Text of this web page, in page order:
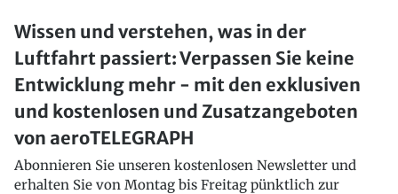
Wissen und verstehen, was in der
Luftfahrt passiert: Verpassen Sie keine
Entwicklung mehr - mit den exklusiven
und kostenlosen und Zusatzangeboten
von aeroTELEGRAPH
Abonnieren Sie unseren kostenlosen Newsletter und
erhalten Sie von Montag bis Freitag pünktlich zur